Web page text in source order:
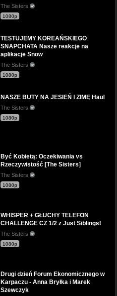
The Sisters
1080p
TESTUJEMY KOREAŃSKIEGO
SNAPCHATA Nasze reakcje na
aplikacje Snow
The Sisters
1080p
NASZE BUTY NA JESIEŃ I ZIMĘ Haul
The Sisters
1080p
Być Kobietą: Oczekiwania vs
Rzeczywistość [The Sisters]
The Sisters
1080p
WHISPER + GŁUCHY TELEFON
CHALLENGE CZ 1/2 z Just Siblings!
The Sisters
1080p
Drugi dzień Forum Ekonomicznego w
Karpaczu - Anna Bryłka i Marek
Szewczyk